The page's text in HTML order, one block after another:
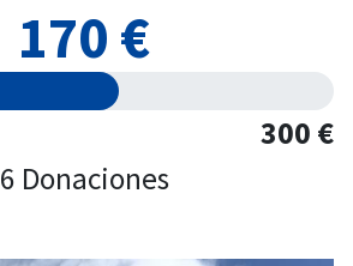
170 €
300 €
6 Donaciones